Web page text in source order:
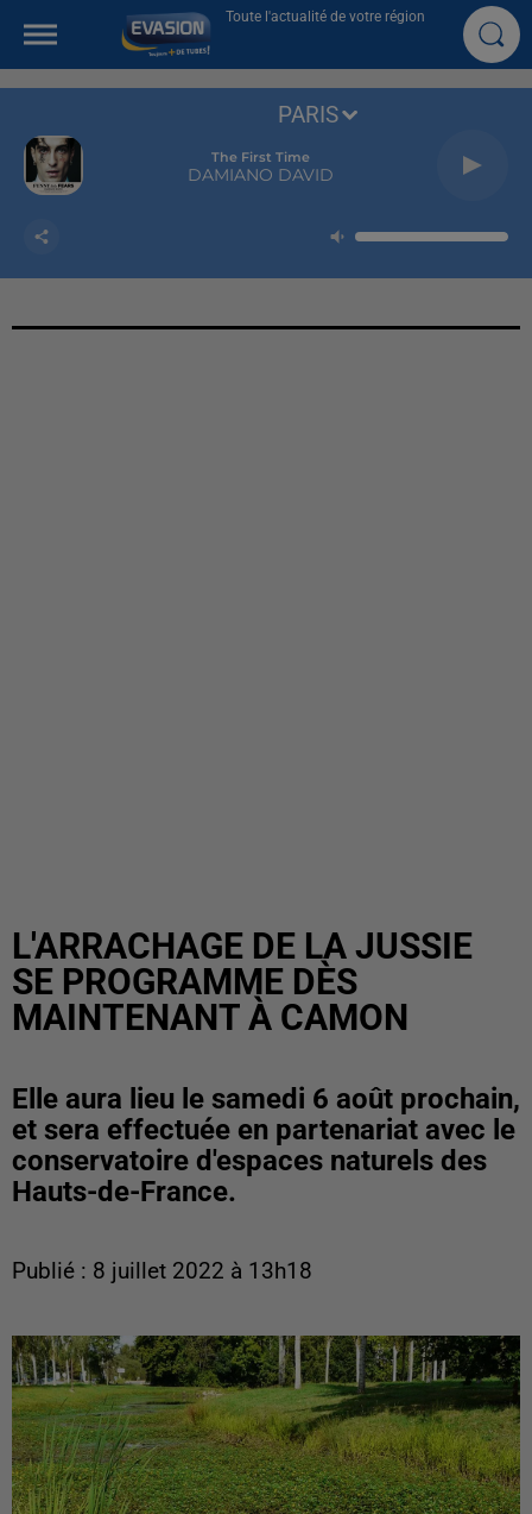
Toute l'actualité de votre région
The First Time
DAMIANO DAVID
PARIS
L'ARRACHAGE DE LA JUSSIE
SE PROGRAMME DÈS
MAINTENANT À CAMON
Elle aura lieu le samedi 6 août prochain,
et sera effectuée en partenariat avec le
conservatoire d'espaces naturels des
Hauts-de-France.
Publié : 8 juillet 2022 à 13h18